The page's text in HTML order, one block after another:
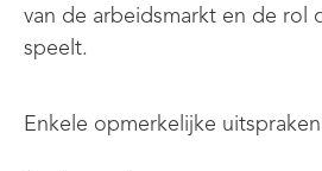
van de arbeidsmarkt en de rol
speelt.
Enkele opmerkelijke